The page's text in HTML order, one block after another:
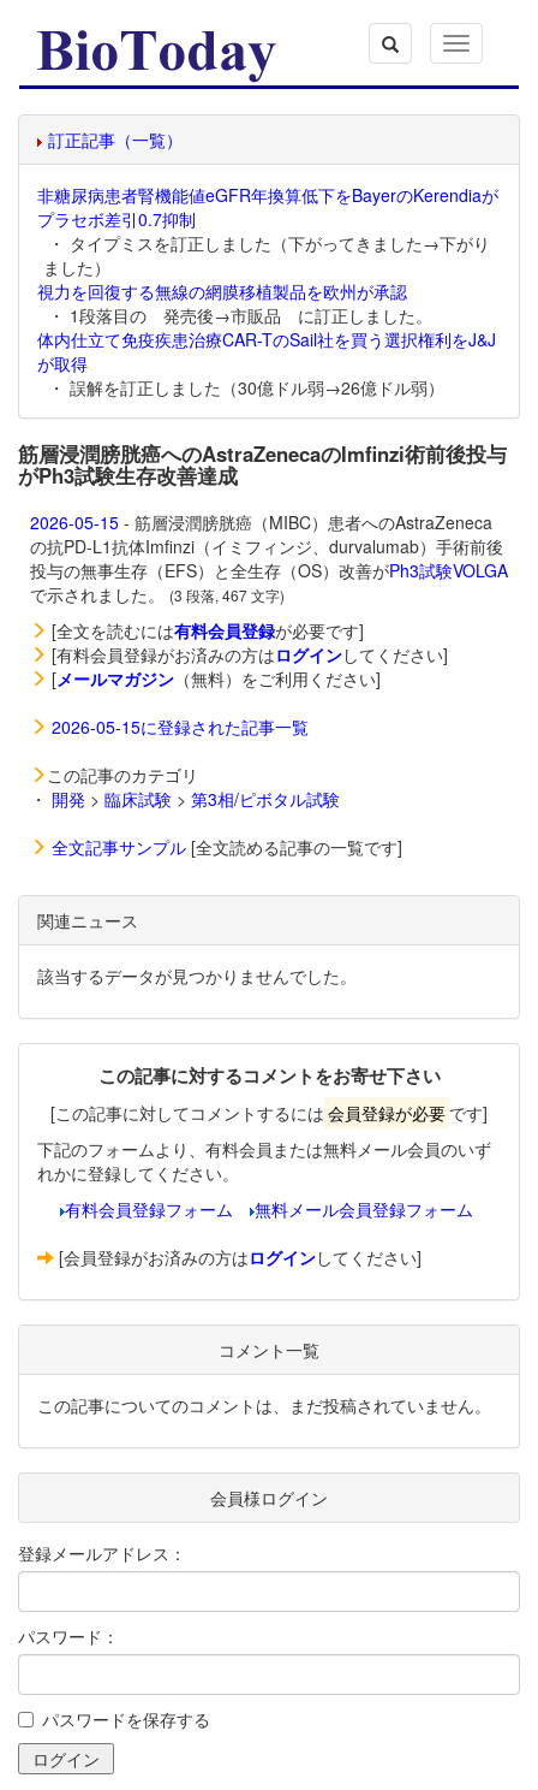
Toggle
navigation
訂正記事（一覧）
非糖尿病患者腎機能値eGFR年換算低下をBayerのKerendiaが
プラセボ差引0.7抑制
・ タイプミスを訂正しました（下がってきました→下がり
ました）
視力を回復する無線の網膜移植製品を欧州が承認
・ 1段落目の 発売後→市販品 に訂正しました。
体内仕立て免疫疾患治療CAR-TのSail社を買う選択権利をJ&J
が取得
・ 誤解を訂正しました（30億ドル弱→26億ドル弱）
筋層浸潤膀胱癌へのAstraZenecaのImfinzi術前後投与
がPh3試験生存改善達成
2026-05-15 - 筋層浸潤膀胱癌（MIBC）患者へのAstraZeneca
の抗PD-L1抗体Imfinzi（イミフィンジ、durvalumab）手術前後
投与の無事生存（EFS）と全生存（OS）改善がPh3試験VOLGA
で示されました。
(3 段落, 467 文字)
[全文を読むには有料会員登録が必要です]
[有料会員登録がお済みの方はログインしてください]
[メールマガジン （無料）をご利用ください]
2026-05-15に登録された記事一覧
この記事のカテゴリ
・ 開発 > 臨床試験 > 第3相/ピボタル試験
全文記事サンプル [全文読める記事の一覧です]
関連ニュース
該当するデータが見つかりませんでした。
この記事に対するコメントをお寄せ下さい
[この記事に対してコメントするには 会員登録が必要 です]
下記のフォームより、有料会員または無料メール会員のいず
れかに登録してください。
有料会員登録フォーム
無料メール会員登録フォーム
[会員登録がお済みの方はログインしてください]
コメント一覧
この記事についてのコメントは、まだ投稿されていません。
会員様ログイン
登録メールアドレス：
パスワード：
パスワードを保存する